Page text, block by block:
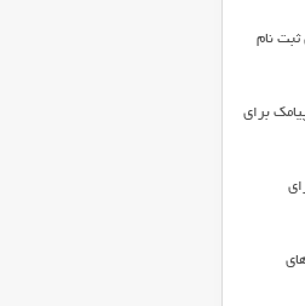
نام
برای